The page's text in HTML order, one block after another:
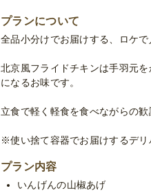
プランについて
全品小分けでお届けする、ロケ
北京風フライドチキンは手羽元
になるお味です。
立食で軽く軽食を食べながらの
※使い捨て容器でお届けするデリ
プラン内容
いんげんの山椒あげ